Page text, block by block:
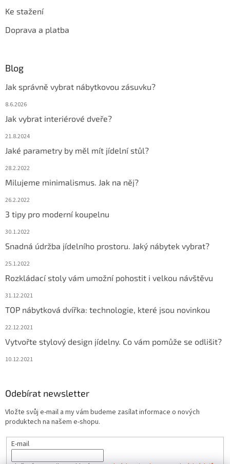
Ke stažení
Doprava a platba
Blog
Jak správně vybrat nábytkovou zásuvku?
8.6.2026
Jak vybrat interiérové dveře?
21.8.2024
Jaké parametry by měl mít jídelní stůl?
28.2.2022
Milujeme minimalismus. Jak na něj?
26.2.2022
3 tipy pro moderní koupelnu
30.1.2022
Snadná údržba jídelního prostoru. Jaký nábytek vybrat?
25.1.2022
Rozkládací stoly vám umožní pohostit i velkou návštěvu
31.12.2021
TOP nábytková dvířka: technologie, které jsou novinkou
22.12.2021
Vytvořte stylový design jídelny. Co vám pomůže se odlišit?
10.12.2021
Odebírat newsletter
Vložte svůj e-mail a my vám budeme zasílat informace o nových
produktech na našem e-shopu.
E-mail